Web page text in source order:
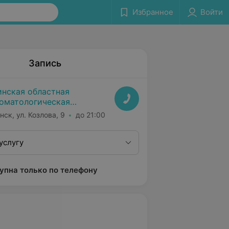
Избранное Войти
Запись
областная
ул. Козлова, 9 до 21:00
только по телефону